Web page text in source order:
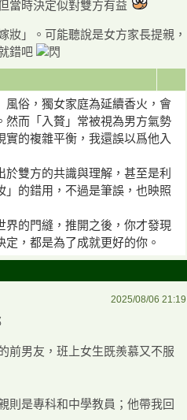
當時決定似對雙方有益
妝」。可能聽說是女方家長提親，
錯吧
風俗，獨女家庭為延續香火，會
然而「入贅」常被視為男方氣勢
的複雜平衡，我還誤以爲他入
雙方的共識與理解，甚至是利
」的錯用，不過是筆誤，也映照
界的門縫，推開之後，你才發現
，都是為了成就更好的你。
2025/08/06 21:19
前男友，班上女生既羨慕又不服
則是專科和中學教員；他帶我回